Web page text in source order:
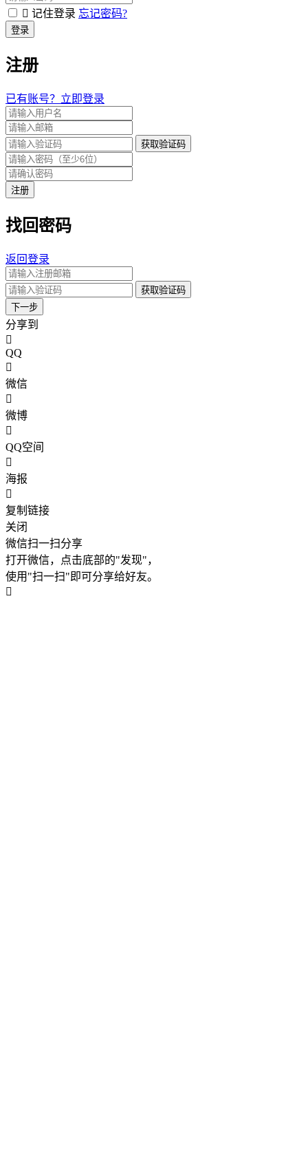
记住登录 忘记密码?
登录
注册
已有账号？立即登录
获取验证码
注册
找回密码
返回登录
获取验证码
下一步
分享到
QQ
微信
微博
QQ空间
海报
复制链接
关闭
微信扫一扫分享
打开微信，点击底部的"发现"，
使用"扫一扫"即可分享给好友。